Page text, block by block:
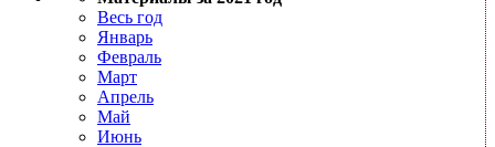
Весь год
Январь
Февраль
Март
Апрель
Май
Июнь